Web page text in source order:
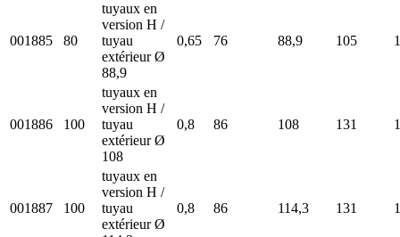
001885 80
tuyaux en
version H /
tuyau
extérieur Ø
88,9
0,65 76 88,9 105
001886 100
tuyaux en
version H /
tuyau
extérieur Ø
108
0,8 86 108 131
001887 100
tuyaux en
version H /
tuyau
extérieur Ø
0,8 86 114,3 131